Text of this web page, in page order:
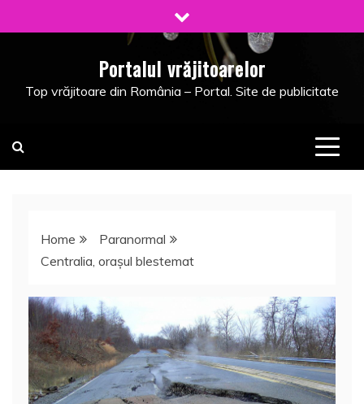
to
Portalul vrăjitoarelor
Top vrăjitoare din România – Portal. Site de publicitate
Home
Paranormal
Centralia, oraşul blestemat